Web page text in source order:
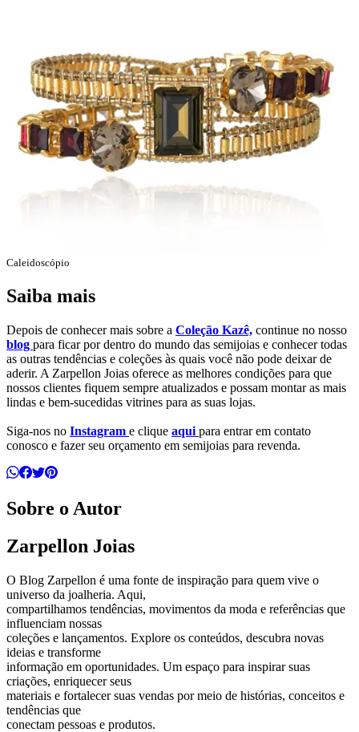
Caleidoscópio
Saiba mais
Depois de conhecer mais sobre a Coleção Kazê, continue no nosso
blog para ficar por dentro do mundo das semijoias e conhecer todas
as outras tendências e coleções às quais você não pode deixar de
aderir. A Zarpellon Joias oferece as melhores condições para que
nossos clientes fiquem sempre atualizados e possam montar as mais
lindas e bem-sucedidas vitrines para as suas lojas.
Siga-nos no Instagram e clique aqui para entrar em contato
conosco e fazer seu orçamento em semijoias para revenda.
Sobre o Autor
Zarpellon Joias
O Blog Zarpellon é uma fonte de inspiração para quem vive o
universo da joalheria. Aqui,
compartilhamos tendências, movimentos da moda e referências que
influenciam nossas
coleções e lançamentos. Explore os conteúdos, descubra novas
ideias e transforme
informação em oportunidades. Um espaço para inspirar suas
criações, enriquecer seus
materiais e fortalecer suas vendas por meio de histórias, conceitos e
tendências que
conectam pessoas e produtos.